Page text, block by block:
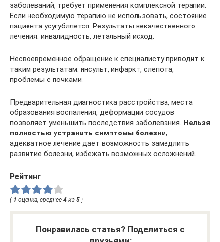
заболеваний, требует применения комплексной терапии.
Если необходимую терапию не использовать, состояние
пациента усугубляется. Результаты некачественного
лечения: инвалидность, летальный исход.
Несвоевременное обращение к специалисту приводит к
таким результатам: инсульт, инфаркт, слепота,
проблемы с почками.
Предварительная диагностика расстройства, места
образования воспаления, деформации сосудов
позволяет уменьшить последствия заболевания. Нельзя
полностью устранить симптомы болезни,
адекватное лечение дает возможность замедлить
развитие болезни, избежать возможных осложнений.
Рейтинг
( 1 оценка, среднее 4 из 5 )
Понравилась статья? Поделиться с